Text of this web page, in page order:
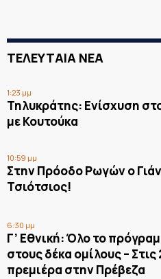
ΤΕΛΕΥΤΑΙΑ ΝΕΑ
1:23 μμ
Τηλυκράτης: Ενίσχυση
με Κουτούκα
10:59 μμ
Στην Πρόοδο Ρωγών ο
Τσιότσιος!
6:30 μμ
Γ’ Εθνική: Όλο το
στους δέκα ομίλους –
πρεμιέρα στην Πρέβεζα